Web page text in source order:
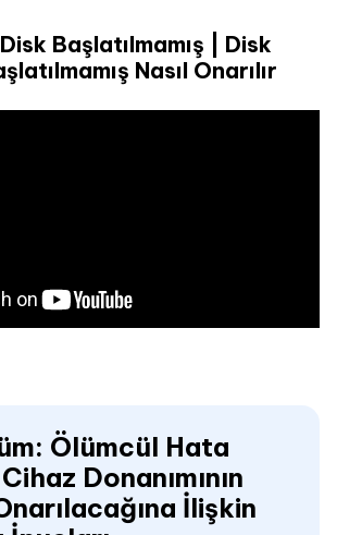
Başlatılmamış | Disk
Nasıl Onarılır
Ölümcül Hata
Donanımının
İlişkin